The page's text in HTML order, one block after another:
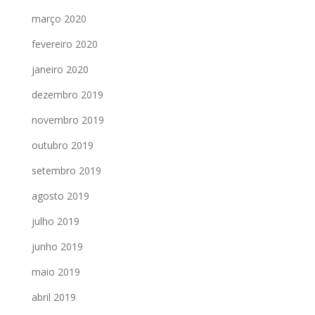
março 2020
fevereiro 2020
janeiro 2020
dezembro 2019
novembro 2019
outubro 2019
setembro 2019
agosto 2019
julho 2019
junho 2019
maio 2019
abril 2019